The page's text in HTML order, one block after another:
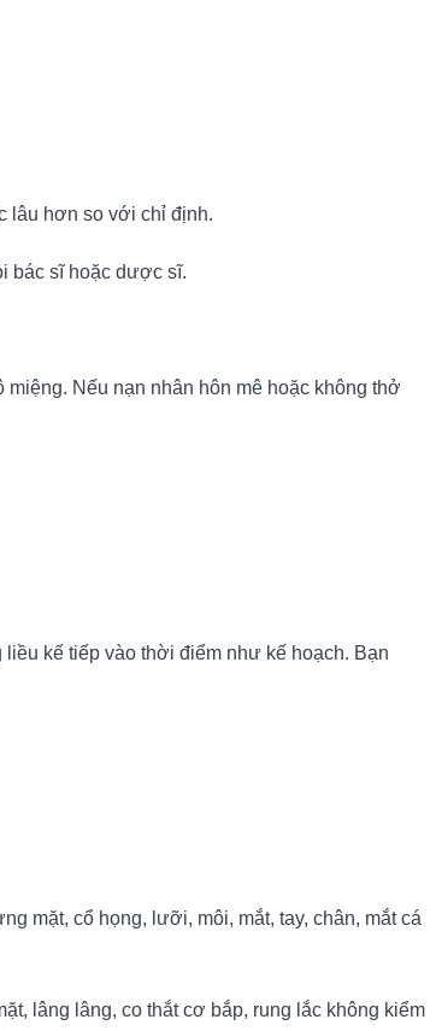
lâu hơn so với chỉ định.
bác sĩ hoặc dược sĩ.
Nếu nạn nhân hôn mê hoặc không thở
kế tiếp vào thời điểm như kế hoạch. Bạn
mặt, cổ họng, lưỡi, môi, mắt, tay, chân, mắt cá
lâng lâng, co thắt cơ bắp, rung lắc không kiểm